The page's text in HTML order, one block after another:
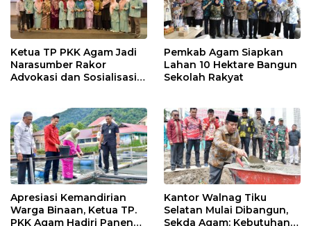
Ketua TP PKK Agam Jadi
Narasumber Rakor
Advokasi dan Sosialisasi
Pemkab Agam Siapkan
Lahan 10 Hektare Bangun
Sekolah Rakyat
Apresiasi Kemandirian
Warga Binaan, Ketua TP.
PKK Agam Hadiri Panen
Kantor Walnag Tiku
Selatan Mulai Dibangun,
Sekda Agam: Kebutuhan